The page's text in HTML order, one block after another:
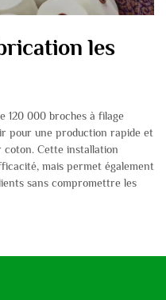
les
120 000 broches à filage
pour une production rapide et
Cette installation
mais permet également
sans compromettre les